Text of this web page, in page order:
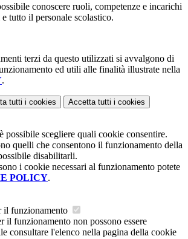
conoscere ruoli, competenze e incarichi
tutto il personale scolastico.
terzi da questo utilizzati si avvalgono di
ed utili alle finalità illustrate nella
.
tutti i cookies Accetta tutti i cookies
possibile scegliere quali cookie consentire.
quelli che consentono il funzionamento della
disabilitarli.
i cookie necessari al funzionamento potete
POLICY.
il funzionamento
il funzionamento non possono essere
consultare l'elenco nella pagina della cookie